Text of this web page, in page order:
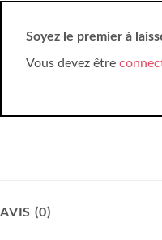
Soyez le premier à
Vous devez être
AVIS (0)